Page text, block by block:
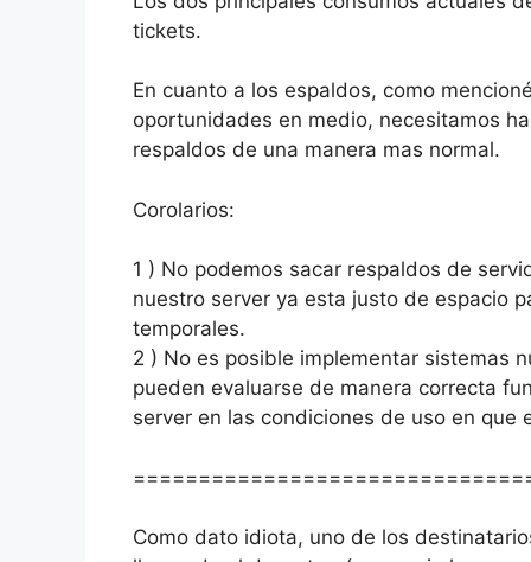
tickets.
En cuanto a los espaldos, como
oportunidades en medio, necesitamos
respaldos de una manera mas normal.
Corolarios:
1 ) No podemos sacar respaldos de
nuestro server ya esta justo de espacio
temporales.
2 ) No es posible implementar sistemas
pueden evaluarse de manera correcta
server en las condiciones de uso en
Como dato idiota, uno de los